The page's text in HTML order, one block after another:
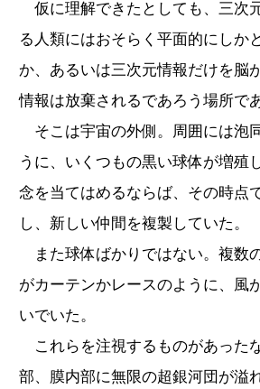
仮に理解できたとしても、三次
る人類にはおそらく平面的にしか
か、あるいは三次元情報だけを脳
情報は放棄されるであろう場所で
そこは宇宙の外側。周囲には泡
うに、いくつもの黒い球体が増殖
念を当てはめるならば、その時点
し、新しい仲間を複製していた。
また球体ばかりではない。複数
がカーテンかレースのように、風
いでいた。
これらを注視するものがあった
部、膜内部に無限の超銀河団が溢